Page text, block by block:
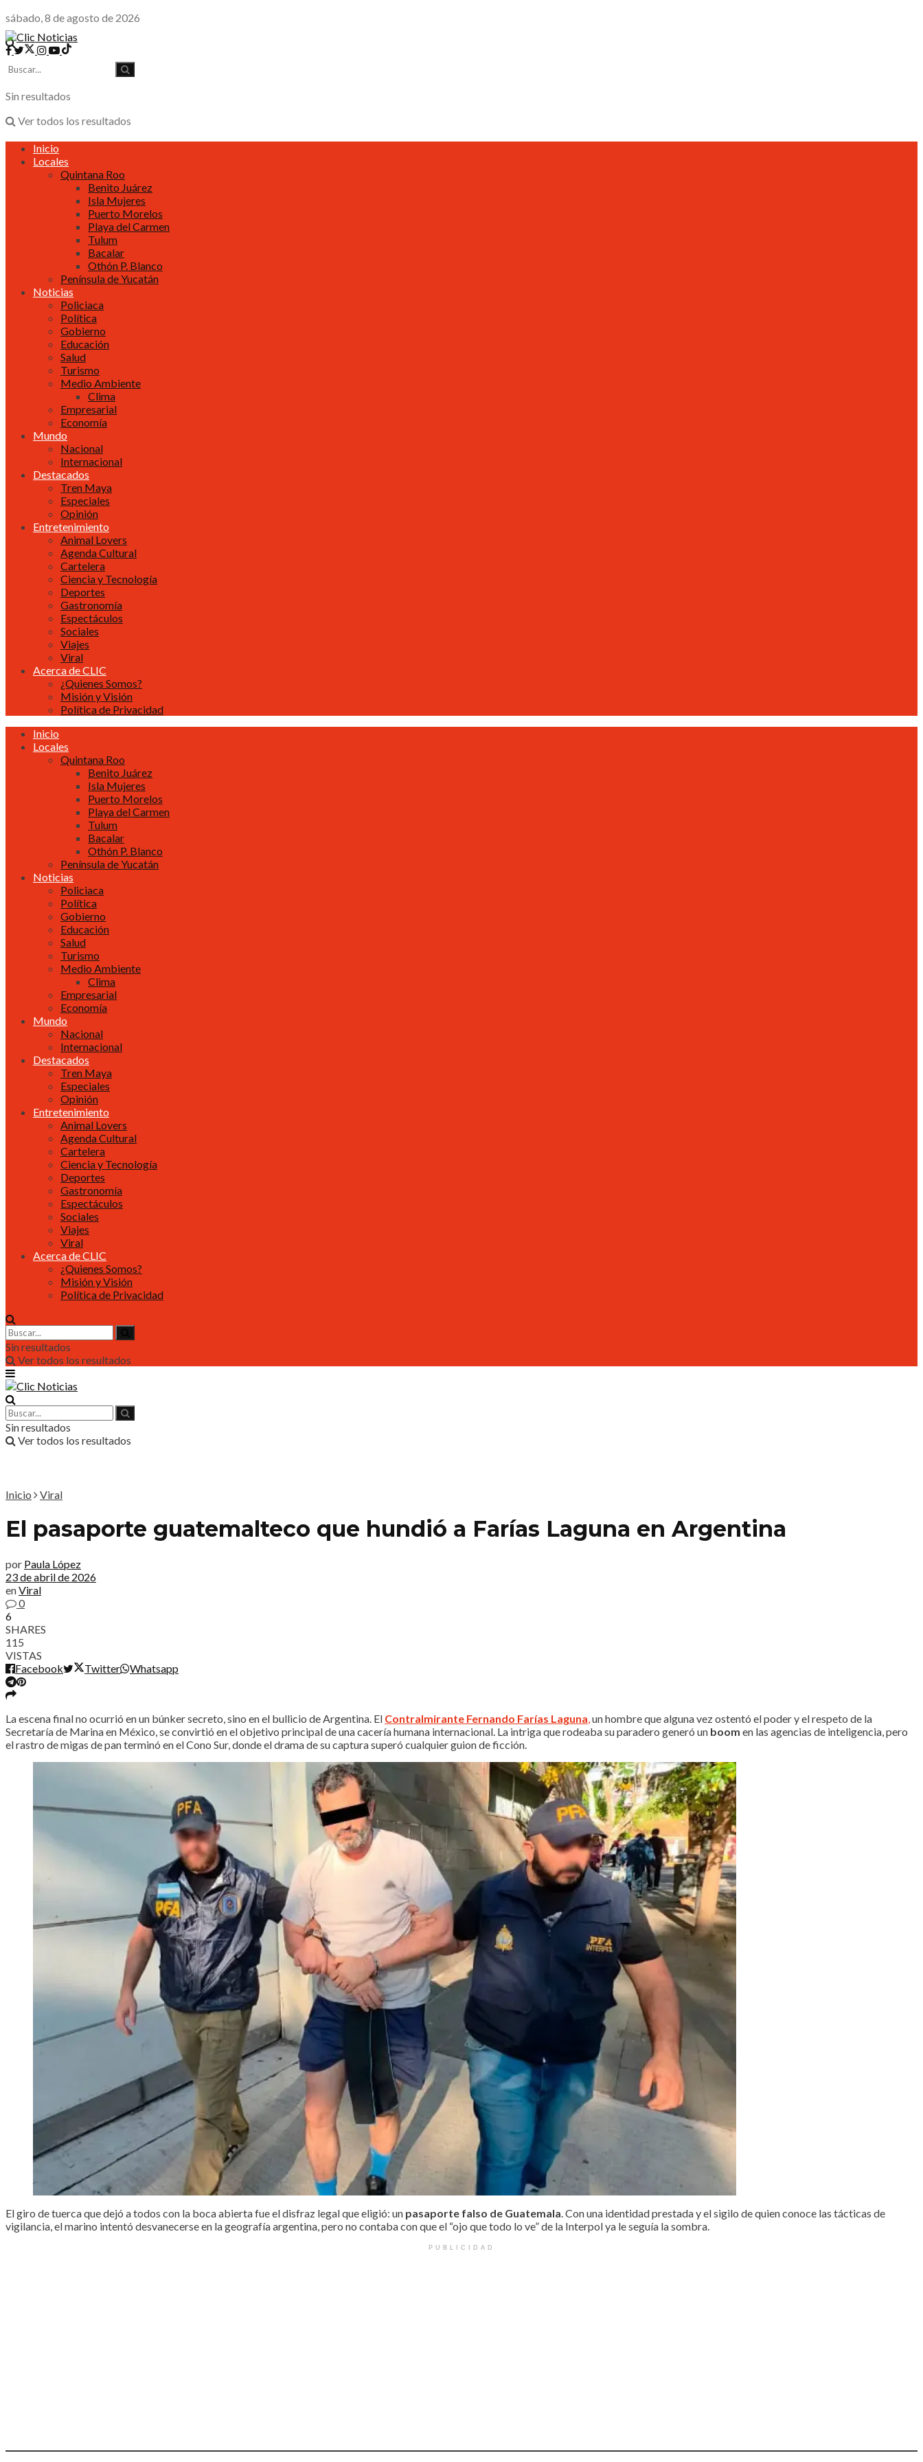
sábado, 8 de agosto de 2026
Sin resultados
Ver todos los resultados
Inicio
Locales
Quintana Roo
Benito Juárez
Isla Mujeres
Puerto Morelos
Playa del Carmen
Tulum
Bacalar
Othón P. Blanco
Península de Yucatán
Noticias
Policiaca
Política
Gobierno
Educación
Salud
Turismo
Medio Ambiente
Clima
Empresarial
Economía
Mundo
Nacional
Internacional
Destacados
Tren Maya
Especiales
Opinión
Entretenimiento
Animal Lovers
Agenda Cultural
Cartelera
Ciencia y Tecnología
Deportes
Gastronomía
Espectáculos
Sociales
Viajes
Viral
Acerca de CLIC
¿Quienes Somos?
Misión y Visión
Política de Privacidad
Inicio
Locales
Quintana Roo
Benito Juárez
Isla Mujeres
Puerto Morelos
Playa del Carmen
Tulum
Bacalar
Othón P. Blanco
Península de Yucatán
Noticias
Policiaca
Política
Gobierno
Educación
Salud
Turismo
Medio Ambiente
Clima
Empresarial
Economía
Mundo
Nacional
Internacional
Destacados
Tren Maya
Especiales
Opinión
Entretenimiento
Animal Lovers
Agenda Cultural
Cartelera
Ciencia y Tecnología
Deportes
Gastronomía
Espectáculos
Sociales
Viajes
Viral
Acerca de CLIC
¿Quienes Somos?
Misión y Visión
Política de Privacidad
Sin resultados
Ver todos los resultados
Sin resultados
Ver todos los resultados
Inicio Viral
El pasaporte guatemalteco que hundió a Farías Laguna en Argentina
por Paula López
23 de abril de 2026
enViral
0
6
SHARES
115
VISTAS
Facebook
Twitter Whatsapp
La escena final no ocurrió en un búnker secreto, sino en el bullicio de Argentina. El Contralmirante Fernando Farías Laguna,un hombre que alguna vez ostentó el poder y el respeto de la
Secretaría de Marina en México, se convirtió en el objetivo principal de una cacería humana internacional. La intriga que rodeaba su paradero generó un boom en las agencias de inteligencia, pero
el rastro de migas de pan terminó en el Cono Sur, donde el drama de su captura superó cualquier guion de ficción.
El giro de tuerca que dejó a todos con la boca abierta fue el disfraz legal que eligió: un pasaporte falso de Guatemala. Con una identidad prestada y el sigilo de quien conoce las tácticas de
vigilancia, el marino intentó desvanecerse en la geografía argentina, pero no contaba con que el “ojo que todo lo ve” de la Interpol ya le seguía la sombra.
PUBLICIDAD